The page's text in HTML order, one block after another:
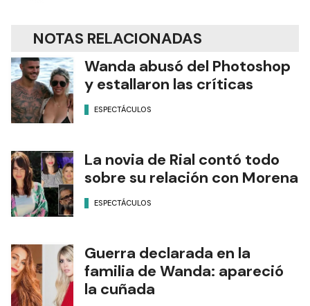
NOTAS RELACIONADAS
Wanda abusó del Photoshop
y estallaron las críticas
ESPECTÁCULOS
La novia de Rial contó todo
sobre su relación con Morena
ESPECTÁCULOS
Guerra declarada en la
familia de Wanda: apareció
la cuñada